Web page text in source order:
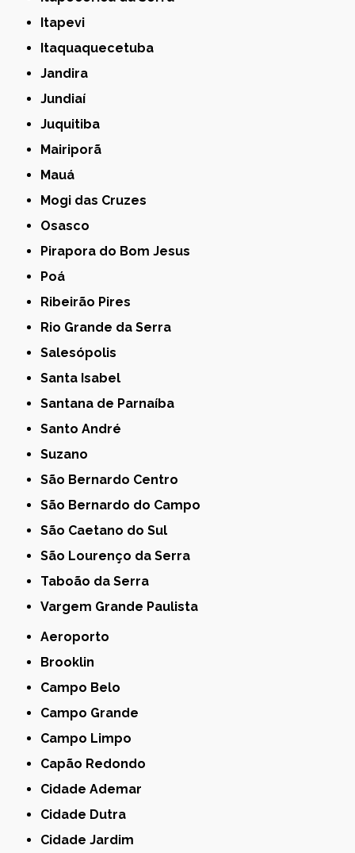
Itapevi
Itaquaquecetuba
Jandira
Jundiaí
Juquitiba
Mairiporã
Mauá
Mogi das Cruzes
Osasco
Pirapora do Bom Jesus
Poá
Ribeirão Pires
Rio Grande da Serra
Salesópolis
Santa Isabel
Santana de Parnaíba
Santo André
Suzano
São Bernardo Centro
São Bernardo do Campo
São Caetano do Sul
São Lourenço da Serra
Taboão da Serra
Vargem Grande Paulista
Aeroporto
Brooklin
Campo Belo
Campo Grande
Campo Limpo
Capão Redondo
Cidade Ademar
Cidade Dutra
Cidade Jardim